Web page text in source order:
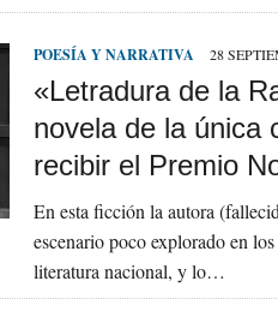
POESÍA Y NARRATIVA 28
«Letradura de la
novela de la única
recibir el Premio
En esta ficción la autora
escenario poco explorado en
literatura nacional, y lo…